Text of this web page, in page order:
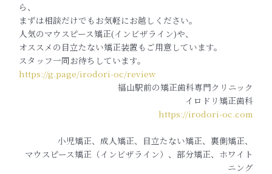
ら、
まずは相談だけでもお気軽にお越しください。
人気のマウスピース矯正(インビザライン)や、
オススメの目立たない矯正装置もご用意しています。
スタッフ一同お待ちしています。
https://g.page/irodori-oc/review
福山駅前の矯正歯科専門クリニック
イロドリ矯正歯科
https://irodori-oc.com
小児矯正、成人矯正、目立たない矯正、裏側矯正、
マウスピース矯正（インビザライン）、部分矯正、ホワイト
ニング